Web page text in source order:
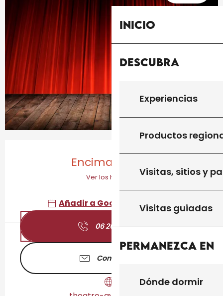
Inicio
Descubra
Experiencias
Productos
Visitas, sitios y
Visitas guiadas
Permanezca en
Dónde dormir
Encima por ho
Ver los horarios
Añadir a Google Calendar
06 26 94 71▒▒
Contáctenos